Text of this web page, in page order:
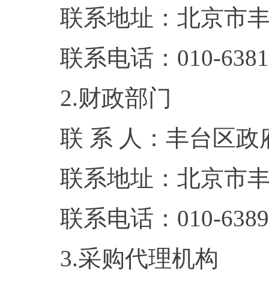
联系地址：北京市
联系电话：010-
2.财政部门
联 系 人：丰台区政
联系地址：北京市
联系电话：010-
3.采购代理机构